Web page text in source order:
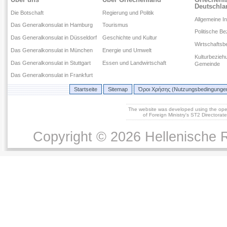
Die Botschaft
Das Generalkonsulat in Hamburg
Das Generalkonsulat in Düsseldorf
Das Generalkonsulat in München
Das Generalkonsulat in Stuttgart
Das Generalkonsulat in Frankfurt
Regierung und Politik
Tourismus
Geschichte und Kultur
Energie und Umwelt
Essen und Landwirtschaft
Allgemeine
Politische
Gemeinde
Startseite Sitemap Όροι Χρήσης
The website was developed using the
of Foreign Ministry's ST2
Copyright © 2026 Hellenische